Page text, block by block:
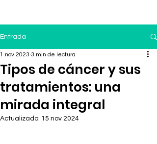
Entrada
Tipos de cáncer y sus
tratamientos: una
mirada integral
1 nov 2023 3 min de lectura
Actualizado: 15 nov 2024